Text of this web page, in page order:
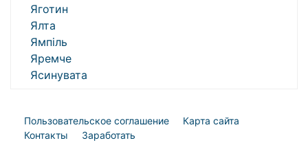
Яготин
Ялта
Ямпіль
Яремче
Ясинувата
Пользовательское соглашение
Карта сайта
Контакты
Заработать